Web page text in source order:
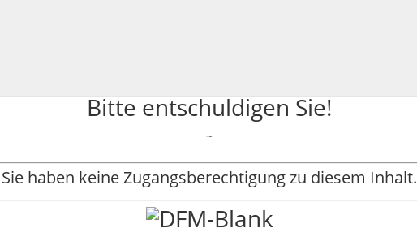
Bitte entschuldigen Sie!
~
Sie haben keine Zugangsberechtigung zu diesem Inhalt.